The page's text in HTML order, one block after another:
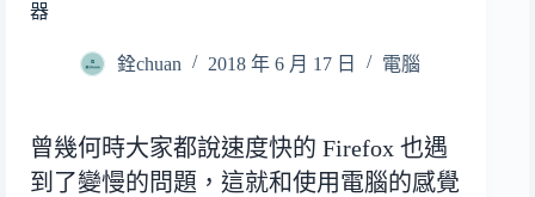
器
銓chuan 2018 年 6 月 17 日 電腦
曾幾何時大家都說速度快的 Firefox 也遇
到了變慢的問題，這就和使用電腦的感覺